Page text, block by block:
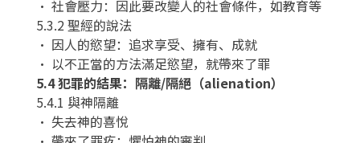
• 社會壓力：因此要改變人的社會條件，如教育等
5.3.2 聖經的說法
• 因人的慾望：追求享受、擁有、成就
• 以不正當的方法滿足慾望，就帶來了罪
5.4 犯罪的結果：隔離/隔絕（alienation）
5.4.1 與神隔離
• 失去神的喜悅